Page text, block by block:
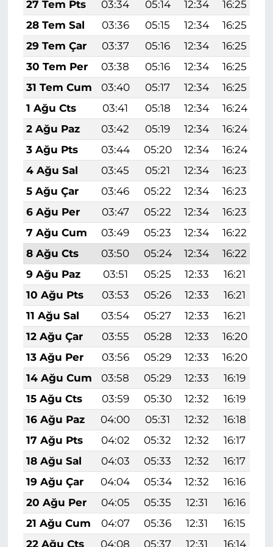
27 Tem Pts
03:34 05:14 12:34 16:25
28 Tem Sal
03:36 05:15 12:34 16:25
29 Tem Çar
03:37 05:16 12:34 16:25
30 Tem Per
03:38 05:16 12:34 16:25
31 Tem Cum
03:40 05:17 12:34 16:25
1 Ağu Cts
03:41 05:18 12:34 16:24
2 Ağu Paz
03:42 05:19 12:34 16:24
3 Ağu Pts
03:44 05:20 12:34 16:24
4 Ağu Sal
03:45 05:21 12:34 16:23
5 Ağu Çar
03:46 05:22 12:34 16:23
6 Ağu Per
03:47 05:22 12:34 16:23
7 Ağu Cum
03:49 05:23 12:34 16:22
8 Ağu Cts
03:50 05:24 12:34 16:22
9 Ağu Paz
03:51 05:25 12:33 16:21
10 Ağu Pts
03:53 05:26 12:33 16:21
11 Ağu Sal
03:54 05:27 12:33 16:21
12 Ağu Çar
03:55 05:28 12:33 16:20
13 Ağu Per
03:56 05:29 12:33 16:20
14 Ağu Cum
03:58 05:29 12:33 16:19
15 Ağu Cts
03:59 05:30 12:32 16:19
16 Ağu Paz
04:00 05:31 12:32 16:18
17 Ağu Pts
04:02 05:32 12:32 16:17
18 Ağu Sal
04:03 05:33 12:32 16:17
19 Ağu Çar
04:04 05:34 12:32 16:16
20 Ağu Per
04:05 05:35 12:31 16:16
21 Ağu Cum
04:07 05:36 12:31 16:15
22 Ağu Cts
04:08 05:37 12:31 16:14